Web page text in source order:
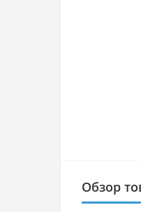
Обзор